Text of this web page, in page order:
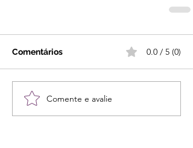
Comentários 0.0 / 5 (0)
Comente e avalie